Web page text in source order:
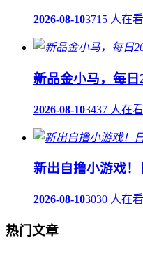
2026-08-103715 人在看
新品金小马，每日
2026-08-103437 人在看
新出自撸小游戏！
2026-08-103030 人在看
热门文章